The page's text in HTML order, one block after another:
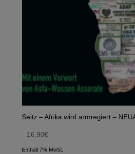
Seitz – Afrika wird armregiert –
16,90€
Enthält 7% MwSt.